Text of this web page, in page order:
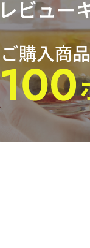
予算・価格
茶葉を選択